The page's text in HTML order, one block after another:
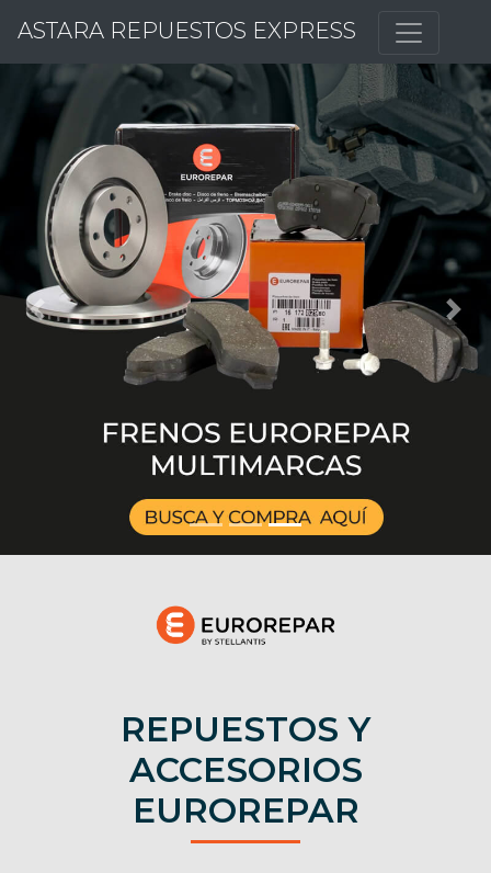
ASTARA REPUESTOS EXPRESS
Previous
REPUESTOS Y
ACCESORIOS
EUROREPAR